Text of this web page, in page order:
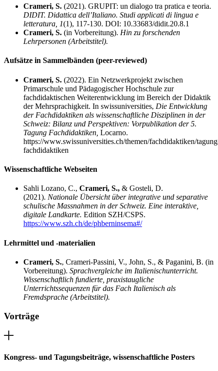
Crameri, S. (2021). GRUPIT: un dialogo tra pratica e teoria.
DIDIT. Didattica dell’Italiano. Studi applicati di lingua e
letteratura, 1(1), 117-130. DOI: 10.33683/didit.20.8.1
Crameri, S. (in Vorbereitung). Hin zu forschenden
Lehrpersonen (Arbeitstitel).
Aufsätze in Sammelbänden (peer-reviewed)
Crameri, S. (2022). Ein Netzwerkprojekt zwischen
Primarschule und Pädagogischer Hochschule zur
fachdidaktischen Weiterentwicklung im Bereich der Didaktik
der Mehrsprachigkeit. In swissuniversities, Die Entwicklung
der Fachdidaktiken als wissenschaftliche Disziplinen in der
Schweiz: Bilanz und Perspektiven: Vorpublikation der 5.
Tagung Fachdidaktiken, Locarno.
https://www.swissuniversities.ch/themen/fachdidaktiken/
fachdidaktiken
Wissenschaftliche Webseiten
Sahli Lozano, C., Crameri, S., & Gosteli, D.
(2021). Nationale Übersicht über integrative und separative
schulische Massnahmen in der Schweiz. Eine interaktive,
digitale Landkarte. Edition SZH/CSPS.
https://www.szh.ch/de/phberninsema#/
Lehrmittel und -materialien
Crameri, S., Crameri-Passini, V., John, S., & Paganini, B. (in
Vorbereitung). Sprachvergleiche im Italienischunterricht.
Wissenschaftlich fundierte, praxistaugliche
Unterrichtssequenzen für das Fach Italienisch als
Fremdsprache (Arbeitstitel).
Vorträge
Kongress- und Tagungsbeiträge, wissenschaftliche Posters